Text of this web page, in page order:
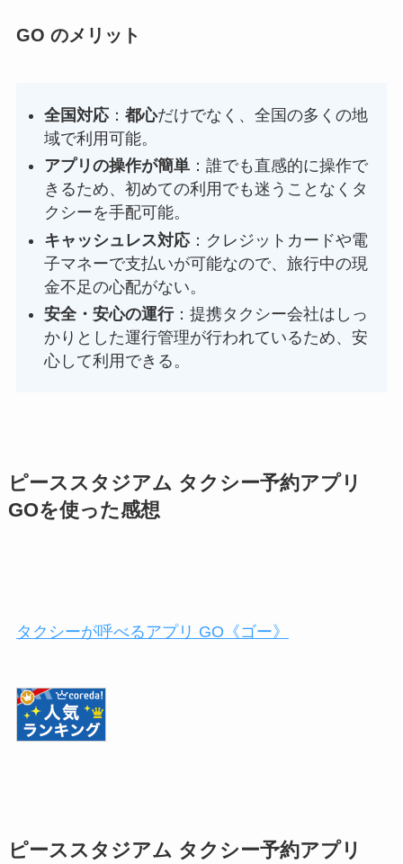
GO のメリット
全国対応：都心だけでなく、全国の多くの地
域で利用可能。
アプリの操作が簡単 ：誰でも直感的に操作で
きるため、初めての利用でも迷うことなくタ
クシーを手配可能。
キャッシュレス対応：クレジットカードや電
子マネーで支払いが可能なので、旅行中の現
金不足の心配がない。
安全・安心の運行：提携タクシー会社はしっ
かりとした運行管理が行われているため、安
心して利用できる。
ピーススタジアム タクシー予約アプリ
GOを使った感想
タクシーが呼べるアプリ GO《ゴー》
ピーススタジアム タクシー予約アプリ